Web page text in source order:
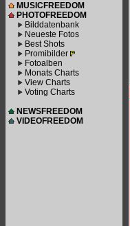
MUSICFREEDOM
PHOTOFREEDOM
Bilddatenbank
Neueste Fotos
Best Shots
Promibilder
Fotoalben
Monats Charts
View Charts
Voting Charts
NEWSFREEDOM
VIDEOFREEDOM